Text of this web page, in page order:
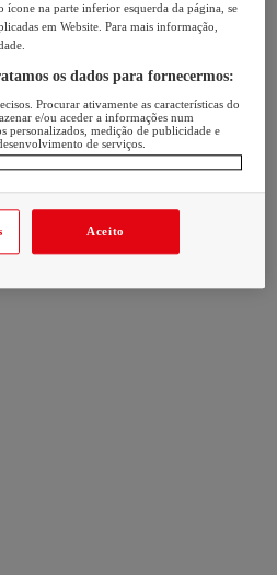
na parte inferior esquerda da página, se
em Website. Para mais informação,
os dados para fornecermos:
Procurar ativamente as características do
e/ou aceder a informações num
personalizados, medição de publicidade e
de serviços.
Aceito